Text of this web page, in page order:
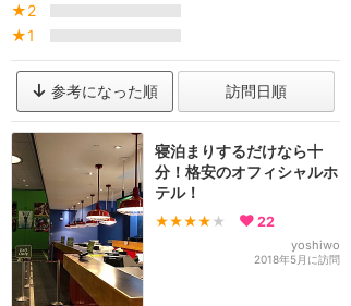
★2
★1
参考になった順 訪問日順
寝泊まりするだけなら十
分！格安のオフィシャルホ
テル！
★★★★ ★ 22
yoshiwo
2018年5月に訪問